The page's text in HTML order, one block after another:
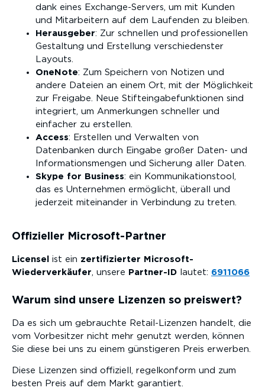
dank eines Exchange-Servers, um mit Kunden
und Mitarbeitern auf dem Laufenden zu bleiben.
Herausgeber: Zur schnellen und professionellen
Gestaltung und Erstellung verschiedenster
Layouts.
OneNote: Zum Speichern von Notizen und
andere Dateien an einem Ort, mit der Möglichkeit
zur Freigabe. Neue Stifteingabefunktionen sind
integriert, um Anmerkungen schneller und
einfacher zu erstellen.
Access: Erstellen und Verwalten von
Datenbanken durch Eingabe großer Daten- und
Informationsmengen und Sicherung aller Daten.
Skype for Business: ein Kommunikationstool,
das es Unternehmen ermöglicht, überall und
jederzeit miteinander in Verbindung zu treten.
Offizieller Microsoft-Partner
Licensel ist ein zertifizierter Microsoft-
Wiederverkäufer, unsere Partner-ID lautet: 6911066
Warum sind unsere Lizenzen so preiswert?
Da es sich um gebrauchte Retail-Lizenzen handelt, die
vom Vorbesitzer nicht mehr genutzt werden, können
Sie diese bei uns zu einem günstigeren Preis erwerben.
Diese Lizenzen sind offiziell, regelkonform und zum
besten Preis auf dem Markt garantiert.